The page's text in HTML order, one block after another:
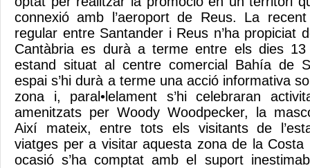
connexió amb l’aeroport de Reus. La
regular entre Santander i Reus n’ha propiciat
Cantàbria es durà a terme entre els dies
estand situat al centre comercial Bahía de
espai s’hi durà a terme una acció informativa
zona i, paral•lelament s’hi celebraran
amenitzats per Woody Woodpecker, la
Així mateix, entre tots els visitants de
viatges per a visitar aquesta zona de la Costa
ocasió s’ha comptat amb el suport